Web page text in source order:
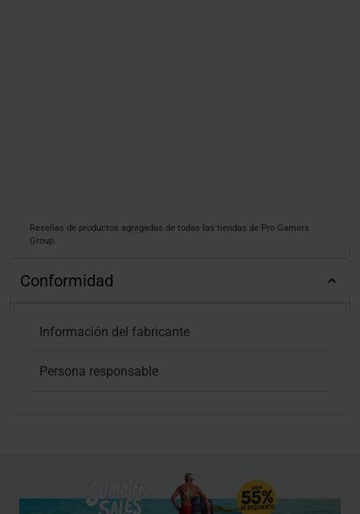
Reseñas de productos agregadas de todas las tiendas de Pro Gamers
Group.
Conformidad
Información del fabricante
Persona responsable